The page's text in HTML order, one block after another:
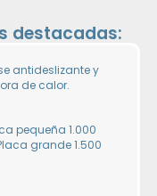
destacadas:
antideslizante y
de calor.
pequeña 1.000
grande 1.500